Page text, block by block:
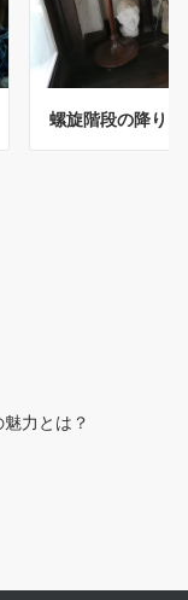
螺旋階段の降り
力とは？